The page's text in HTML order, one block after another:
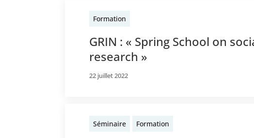
Formation
GRIN : « Spring School on
research »
22 juillet 2022
Séminaire Formation